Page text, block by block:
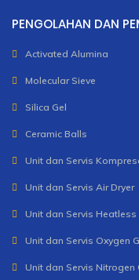
PENGOLAHAN DAN
Activated Alumina
Molecular Sieve
Silica Gel
Ceramic Balls
Unit dan Servis
Unit dan Servis Air Dryer
Unit dan Servis Heatless
Unit dan Servis Oxygen
Unit dan Servis Nitrogen